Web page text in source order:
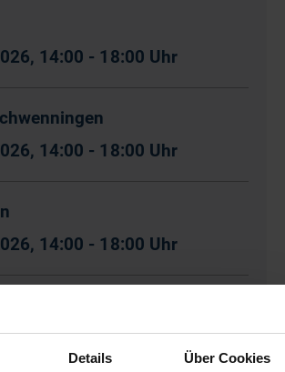
Details Über Cookies
14:00 - 18:00 Uhr
14:00 - 18:00 Uhr
14:00 - 18:00 Uhr
14:00 - 18:00 Uhr